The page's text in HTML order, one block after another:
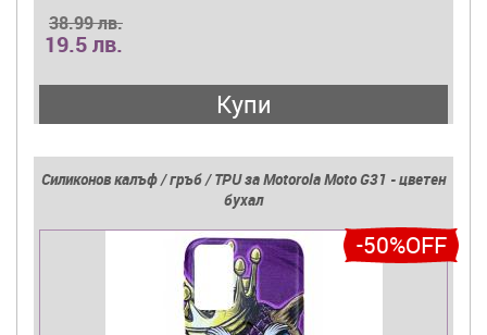
38.99 лв.
19.5 лв.
Купи
Силиконов калъф / гръб / TPU за Motorola Moto G31 - цветен
бухал
-50%OFF